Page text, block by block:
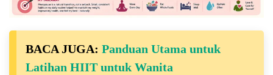
BACA JUGA: Panduan Utama untuk
Latihan HIIT untuk Wanita